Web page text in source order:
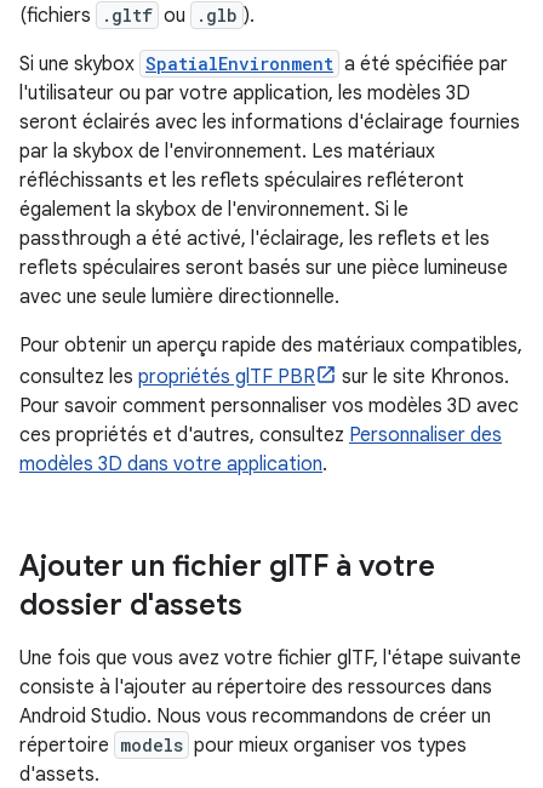
(fichiers
.gltf ou .glb ).
Si une skybox SpatialEnvironment a été spécifiée par
l'utilisateur ou par votre application, les modèles 3D
seront éclairés avec les informations d'éclairage fournies
par la skybox de l'environnement. Les matériaux
réfléchissants et les reflets spéculaires refléteront
également la skybox de l'environnement. Si le
passthrough a été activé, l'éclairage, les reflets et les
reflets spéculaires seront basés sur une pièce lumineuse
avec une seule lumière directionnelle.
Pour obtenir un aperçu rapide des matériaux compatibles,
consultez les propriétés glTF PBR
sur le site Khronos.
Pour savoir comment personnaliser vos modèles 3D avec
ces propriétés et d'autres, consultez Personnaliser des
modèles 3D dans votre application.
Ajouter un fichier glTF à votre
dossier d'assets
Une fois que vous avez votre fichier glTF, l'étape suivante
consiste à l'ajouter au répertoire des ressources dans
Android Studio. Nous vous recommandons de créer un
répertoire models pour mieux organiser vos types
d'assets.